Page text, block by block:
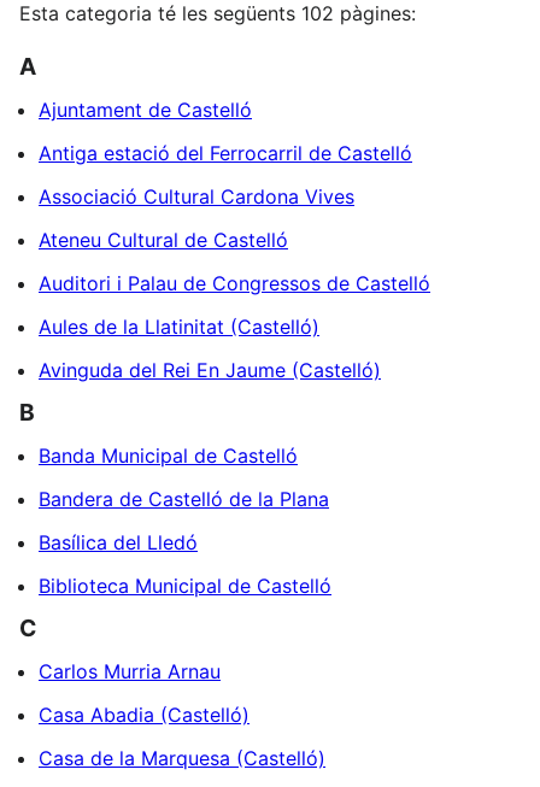
Esta categoria té les següents 102 pàgines:
A
Ajuntament de Castelló
Antiga estació del Ferrocarril de Castelló
Associació Cultural Cardona Vives
Ateneu Cultural de Castelló
Auditori i Palau de Congressos de Castelló
Aules de la Llatinitat (Castelló)
Avinguda del Rei En Jaume (Castelló)
B
Banda Municipal de Castelló
Bandera de Castelló de la Plana
Basílica del Lledó
Biblioteca Municipal de Castelló
C
Carlos Murria Arnau
Casa Abadia (Castelló)
Casa de la Marquesa (Castelló)